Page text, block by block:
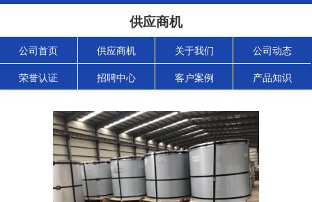
供应商机
公司首页 供应商机 关于我们 公司动态
荣誉认证 招聘中心 客户案例 产品知识